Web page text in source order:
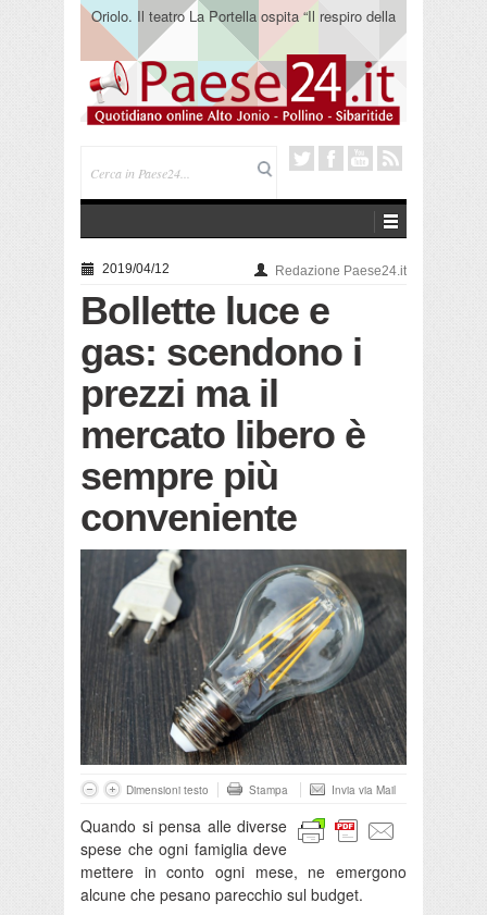
Oriolo. Il teatro La Portella ospita “Il respiro della
terra” del collettivo 365
2019/04/12 Redazione Paese24.it
Bollette luce e
gas: scendono i
prezzi ma il
mercato libero è
sempre più
conveniente
Dimensioni testo Stampa Invia via Mail
Quando si pensa alle diverse
spese che ogni famiglia deve
mettere in conto ogni mese, ne emergono
alcune che pesano parecchio sul budget.